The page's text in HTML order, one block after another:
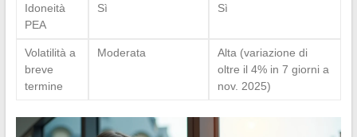
Idoneità
PEA
Sì Sì
Volatilità a
breve
termine
Moderata
Alta (variazione di
oltre il 4% in 7 giorni a
nov. 2025)